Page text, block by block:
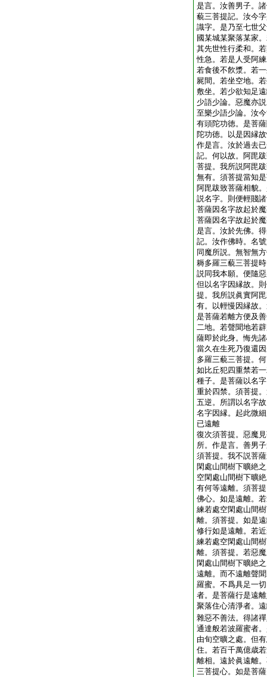
是言。汝善男子。
藐三菩提記。汝今
識字。是乃至七世
國某城某聚落某家
其先世性行柔和。
性急。若是人受阿
若食後不飮漿。若
屍間。若坐空地。
敷坐。若少欲知足
少語少論。惡魔亦
至樂少語少論。汝
有頭陀功徳。是菩
陀功徳。以是因縁
作是言。汝於過去
記。何以故。阿毘
菩提。我所説阿毘
無有。須菩提當知
阿毘跋致菩薩相貌
説名字。則便輕賤
菩薩因名字故起於
菩薩因名字故起於
是言。汝於先佛。
記。汝作佛時。名
同魔所説。無智無
耨多羅三藐三菩提
説同我本願。便隨
但以名字因縁故。
提。我所説眞實阿
有。以輕慢因縁故
是菩薩若離方便及
二地。若聲聞地若
薩即於此身。悔先
當久在生死乃復還
多羅三藐三菩提。
如比丘犯四重禁若
種子。是菩薩以名
重於四禁。須菩提
五逆。所謂以名字
名字因縁。起此微
已遠離
復次須菩提。惡魔
所。作是言。善男
須菩提。我不説菩
閑處山間樹下曠絶
空閑處山間樹下曠
有何等遠離。須菩
佛心。如是遠離。
練若處空閑處山間
離。須菩提。如是
修行如是遠離。若
練若處空閑處山間
離。須菩提。若惡
閑處山間樹下曠絶
遠離。而不遠離聲
羅蜜。不爲具足一
者。是菩薩行是遠
聚落住心清淨者。
雜惡不善法。得諸
通達般若波羅蜜者
由旬空曠之處。但
住。若百千萬億歳
離相。遠於眞遠離
三菩提心。如是菩